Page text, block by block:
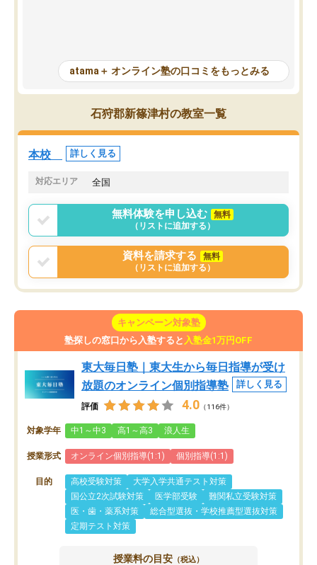
が、自分で自分の管理ができない人に
とっては難しい部分もあるのではない
かと思った。
元数が可視化されるので
しながら意欲的に取り組
常に効果を実感している
になった現在も大学受
して利用しており、自信
すめできる塾です。
atama＋ オンライン塾の口コミをもっとみる
石狩郡新篠津村の教室一覧
本校 詳しく見る
対応エリア 全国
無料体験を申し込む
無料
（リストに追加する）
資料を請求する
無料
（リストに追加する）
キャンペーン対象塾
塾探しの窓口から入塾すると 入塾金1万円OFF
東大毎日塾｜東大生から毎日指導が受け
放題のオンライン個別指導塾
詳しく見る
評価 4.0 （116件）
対象学年 中1～中3 高1～高3 浪人生
授業形式 オンライン個別指導(1:1) 個別指導(1:1)
目的 高校受験対策
大学入学共通テスト対策
国公立2次試験対策
医学部受験
難関私立受験対策
医・歯・薬系対策
総合型選抜・学校推薦型選抜対策
定期テスト対策
授業料の目安 （税込）